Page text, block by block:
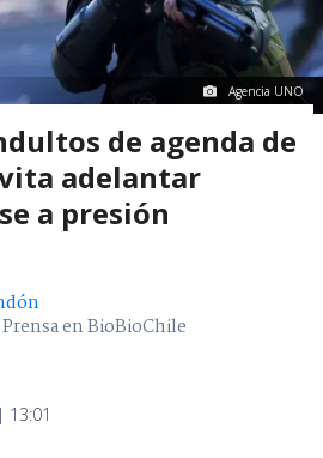
Agencia UNO
de agenda de
adelantar
a presión
en BioBioChile
13:01